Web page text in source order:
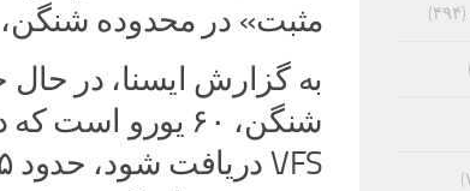
مثبت» در محدوده
به گزارش ایسنا، در
شنگن، ۶۰ یورو
(۴۹۴)